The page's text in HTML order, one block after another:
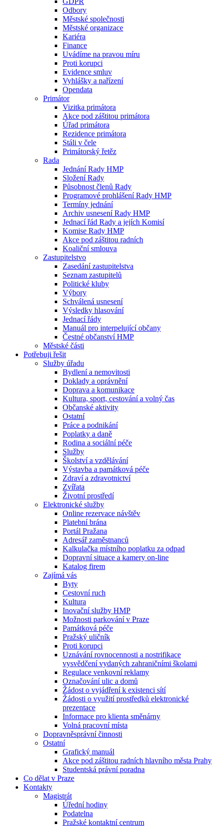
Odbory
Městské společnosti
Městské organizace
Kariéra
Finance
Uvádíme na pravou míru
Proti korupci
Evidence smluv
Vyhlášky a nařízení
Opendata
Primátor
Vizitka primátora
Akce pod záštitou primátora
Úřad primátora
Rezidence primátora
Stáli v čele
Primátorský řetěz
Rada
Jednání Rady HMP
Složení Rady
Působnost členů Rady
Programové prohlášení Rady HMP
Termíny jednání
Archiv usnesení Rady HMP
Jednací řád Rady a jejích Komisí
Komise Rady HMP
Akce pod záštitou radních
Koaliční smlouva
Zastupitelstvo
Zasedání zastupitelstva
Seznam zastupitelů
Politické kluby
Výbory
Schválená usnesení
Výsledky hlasování
Jednací řády
Manuál pro interpelující občany
Čestné občanství HMP
Městské části
Potřebuji řešit
Služby úřadu
Bydlení a nemovitosti
Doklady a oprávnění
Doprava a komunikace
Kultura, sport, cestování a volný čas
Občanské aktivity
Ostatní
Práce a podnikání
Poplatky a daně
Rodina a sociální péče
Služby
Školství a vzdělávání
Výstavba a památková péče
Zdraví a zdravotnictví
Zvířata
Životní prostředí
Elektronické služby
Online rezervace návštěv
Platební brána
Portál Pražana
Adresář zaměstnanců
Kalkulačka místního poplatku za odpad
Dopravní situace a kamery on-line
Katalog firem
Zajímá vás
Byty
Cestovní ruch
Kultura
Inovační služby HMP
Možnosti parkování v Praze
Památková péče
Pražský uličník
Proti korupci
Uznávání rovnocennosti a nostrifikace
vysvědčení vydaných zahraničními školami
Regulace venkovní reklamy
Označování ulic a domů
Žádost o vyjádření k existenci sítí
Žádosti o využití prostředků elektronické
prezentace
Informace pro klienta směnárny
Volná pracovní místa
Dopravněsprávní činnosti
Ostatní
Grafický manuál
Akce pod záštitou radních hlavního města Prahy
Studentská právní poradna
Co dělat v Praze
Kontakty
Magistrát
Úřední hodiny
Podatelna
Pražské kontaktní centrum